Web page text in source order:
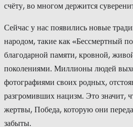
счёту, во многом держится
Сейчас у нас появились новые
народом, такие как «Бессмертный
благодарной памяти, кровной,
поколениями. Миллионы людей
фотографиями своих родных,
разгромивших нацизм. Это значит,
жертвы, Победа, которую они
забыты.